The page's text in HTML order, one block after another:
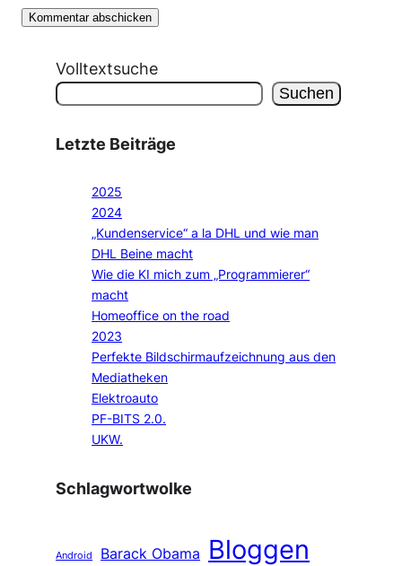
Volltextsuche
Suchen
Letzte Beiträge
2025
2024
„Kundenservice“ a la DHL und wie man
DHL Beine macht
Wie die KI mich zum „Programmierer“
macht
Homeoffice on the road
2023
Perfekte Bildschirmaufzeichnung aus den
Mediatheken
Elektroauto
PF-BITS 2.0.
UKW.
Schlagwortwolke
Android Barack Obama Bloggen